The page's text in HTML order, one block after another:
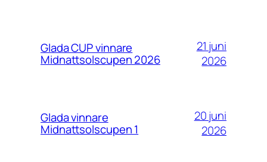
Glada CUP vinnare
Midnattsolscupen 2026
21 juni
2026
Glada vinnare
Midnattsolscupen 1
20 juni
2026